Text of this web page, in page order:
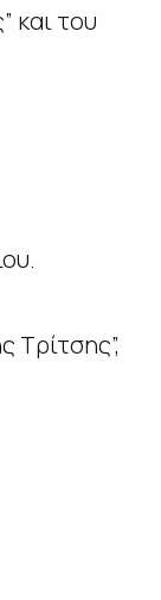
και του
Τρίτσης”,